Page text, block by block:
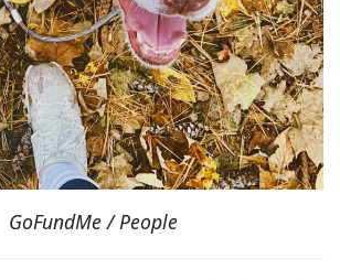
GoFundMe / People